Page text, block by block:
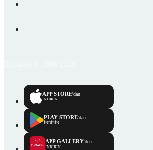
APP STORE'dan
İNDİRİN
PLAY STORE'dan
İNDİRİN
APP GALLERY'den
İNDİRİN